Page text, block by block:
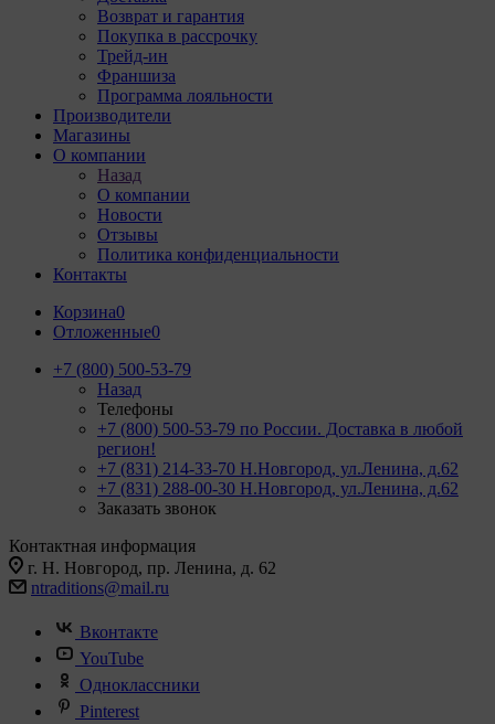
Возврат и гарантия
Покупка в рассрочку
Трейд-ин
Франшиза
Программа лояльности
Производители
Магазины
О компании
Назад
О компании
Новости
Отзывы
Политика конфиденциальности
Контакты
Корзина0
Отложенные0
+7 (800) 500-53-79
Назад
Телефоны
+7 (800) 500-53-79 по России. Доставка в любой
регион!
+7 (831) 214-33-70 Н.Новгород, ул.Ленина, д.62
+7 (831) 288-00-30 Н.Новгород, ул.Ленина, д.62
Заказать звонок
Контактная информация
г. Н. Новгород, пр. Ленина, д. 62
ntraditions@mail.ru
Вконтакте
YouTube
Одноклассники
Pinterest